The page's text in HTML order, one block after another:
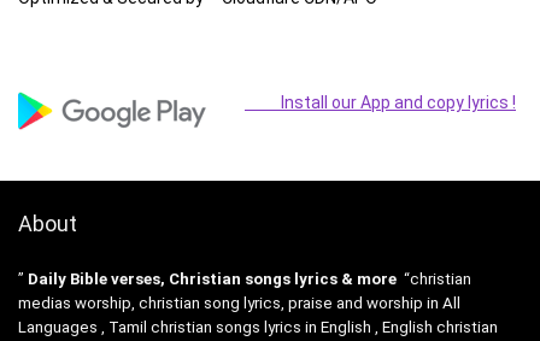
Install our App and copy lyrics !
About
” Daily Bible verses, Christian songs lyrics & more “christian
medias worship, christian song lyrics, praise and worship in All
Languages , Tamil christian songs lyrics in English , English christian